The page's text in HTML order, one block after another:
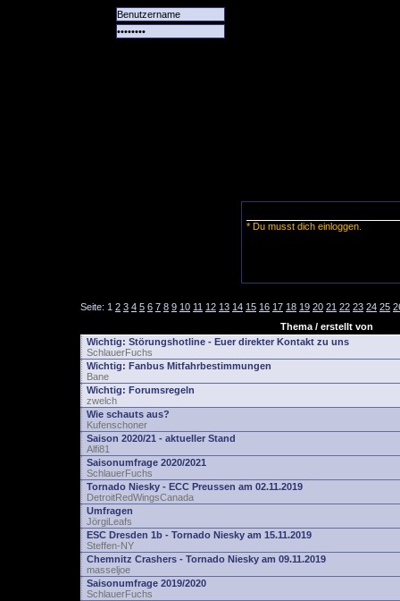
* Du musst dich einloggen.
Seite: 1 2 3 4 5 6 7 8 9 10 11 12 13 14 15 16 17 18 19 20 21 22 23 24 25
Thema / erstellt von
Wichtig: Störungshotline - Euer direkter Kontakt zu uns
SchlauerFuchs
Wichtig: Fanbus Mitfahrbestimmungen
Bane
Wichtig: Forumsregeln
zwelch
Wie schauts aus?
Kufenschoner
Saison 2020/21 - aktueller Stand
Alfi81
Saisonumfrage 2020/2021
SchlauerFuchs
Tornado Niesky - ECC Preussen am 02.11.2019
DetroitRedWingsCanada
Umfragen
JörgiLeafs
ESC Dresden 1b - Tornado Niesky am 15.11.2019
Steffen-NY
Chemnitz Crashers - Tornado Niesky am 09.11.2019
masseljoe
Saisonumfrage 2019/2020
SchlauerFuchs